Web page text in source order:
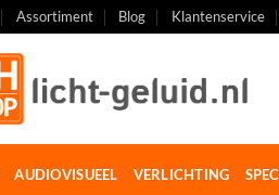
Assortiment Blog Klantenservice
AUDIOVISUEEL VERLICHTING